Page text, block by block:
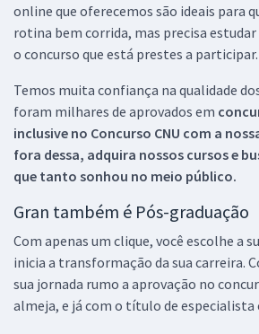
online que oferecemos são ideais para
rotina bem corrida, mas precisa
o concurso que está prestes a participar.
Temos muita confiança na qualidade
foram milhares de aprovados em
inclusive no Concurso CNU com a
fora dessa, adquira nossos cursos e
que tanto sonhou no meio público.
Gran também é Pós-graduação
Com apenas um clique, você escolhe a
inicia a transformação da sua carreira.
sua jornada rumo a aprovação no
almeja, e já com o título de especialista